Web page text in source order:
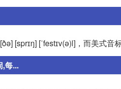
[sprɪŋ] [ˈfestɪv(ə)l]，而美式音标
每...